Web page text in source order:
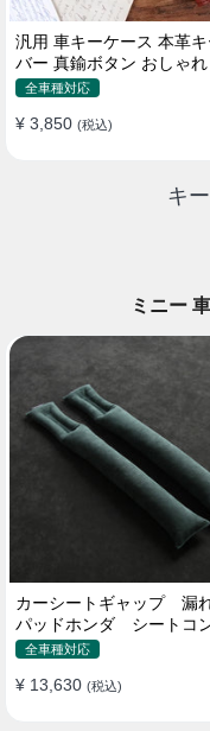
汎用 車キーケース 本革キ
バー 真鍮ボタン おしゃれ
プルデザイン
全車種対応
¥ 3,850 (税込)
キ
ミニー
カーシートギャップ 漏
パッドホンダ シートコン
ル 隙間 クッション
全車種対応
¥ 13,630 (税込)